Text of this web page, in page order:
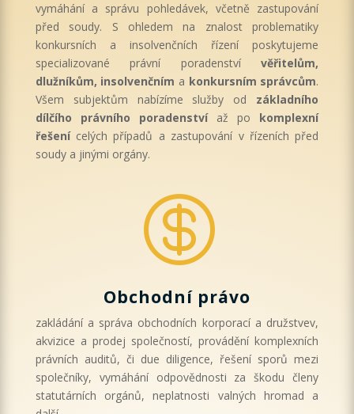
vymáhání a správu pohledávek, včetně zastupování
před soudy. S ohledem na znalost problematiky
konkursních a insolvenčních řízení poskytujeme
specializované právní poradenstvívěřitelům,
dlužníkům, insolvenčním a konkursním správcům.
Všem subjektům nabízíme služby od základního
dílčího právního poradenstvíaž po komplexní
řešenícelých případů a zastupování v řízeních před
soudy a jinými orgány.

Obchodní právo
zakládání a správa obchodních korporací a družstvev,
akvizice a prodej společností, provádění komplexních
právních auditů, či due diligence, řešení sporů mezi
společníky, vymáhání odpovědnosti za škodu členy
statutárních orgánů, neplatnosti valných hromad a